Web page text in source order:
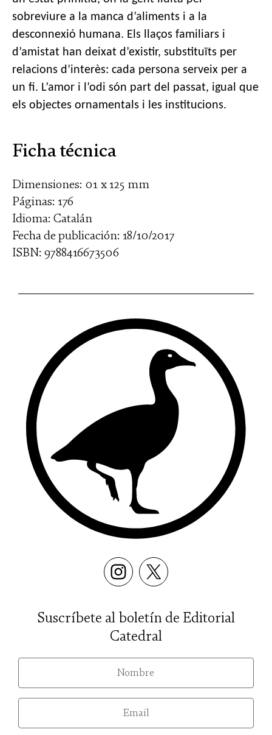
sobreviure a la manca d’aliments i a la
desconnexió humana. Els llaços familiars i
d’amistat han deixat d’existir, substituïts per
relacions d’interès: cada persona serveix per a
un fi. L’amor i l’odi són part del passat, igual que
els objectes ornamentals i les institucions.
Ficha técnica
Dimensiones: 01 x 125 mm
Páginas: 176
Idioma: Catalán
Fecha de publicación: 18/10/2017
ISBN: 9788416673506
Suscríbete al boletín de Editorial
Catedral